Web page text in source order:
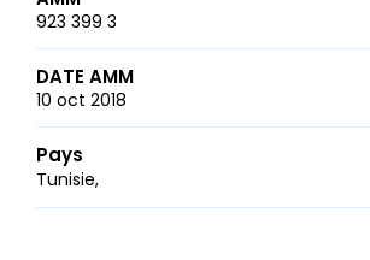
923 399 3
DATE AMM
10 oct 2018
Pays
Tunisie